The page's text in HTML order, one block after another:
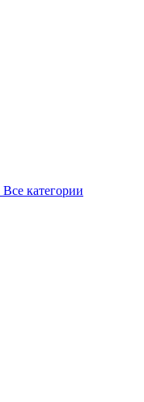
Все категории